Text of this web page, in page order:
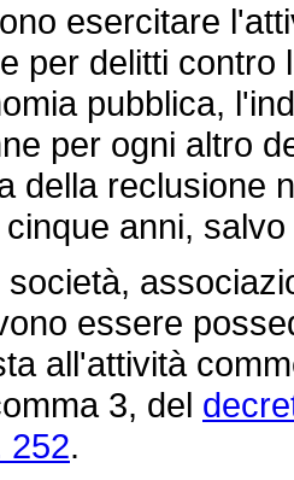
esercitare
per delitti
pubblica,
per ogni altro
della reclusione
anni,
essere
all'attività
3, del
252.